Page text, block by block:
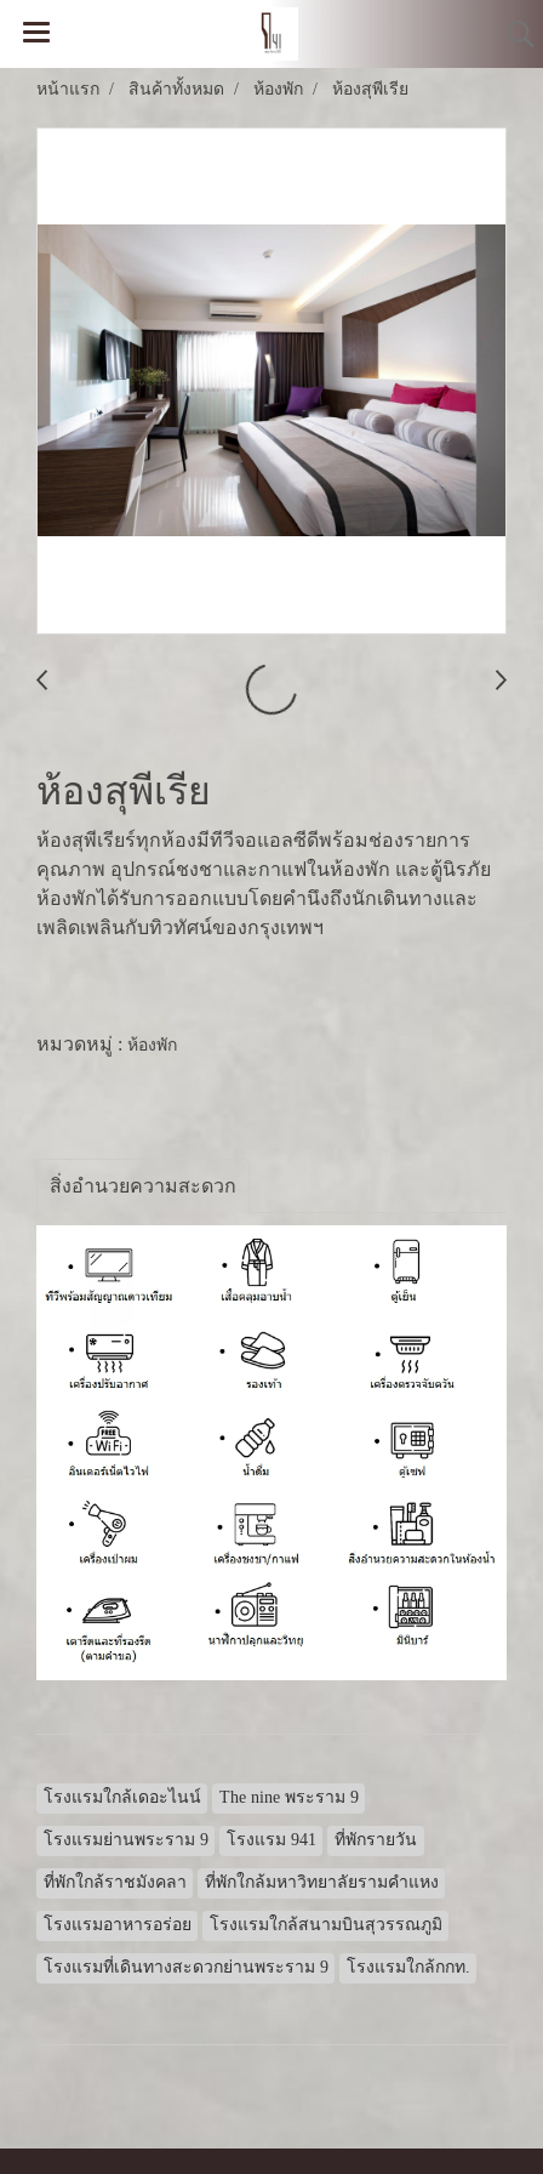
หน้าแรก สินค้าทั้งหมด ห้องพัก ห้องสุพีเรีย
ห้องสุพีเรีย
ห้องสุพีเรียร์ทุกห้องมีทีวีจอแอลซีดีพร้อมช่องรายการ
คุณภาพ อุปกรณ์ชงชาและกาแฟในห้องพัก และตู้นิรภัย
ห้องพักได้รับการออกแบบโดยคำนึงถึงนักเดินทางและ
เพลิดเพลินกับทิวทัศน์ของกรุงเทพฯ
หมวดหมู่ : ห้องพัก
สิ่งอำนวยความสะดวก
โรงแรมใกล้เดอะไนน์ The nine พระราม 9
โรงแรมย่านพระราม 9 โรงแรม 941 ที่พักรายวัน
ที่พักใกล้ราชมังคลา ที่พักใกล้มหาวิทยาลัยรามคำแหง
โรงแรมอาหารอร่อย โรงแรมใกล้สนามบินสุวรรณภูมิ
โรงแรมที่เดินทางสะดวกย่านพระราม 9 โรงแรมใกล้กกท.